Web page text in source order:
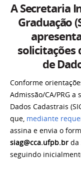
A Secretaria
Graduação
solicitações
de
Conforme
Admissão/CA/PRG a
Dados Cadastrais
que, mediante
assina e envia o
siag@cca.ufpb.br da
seguindo